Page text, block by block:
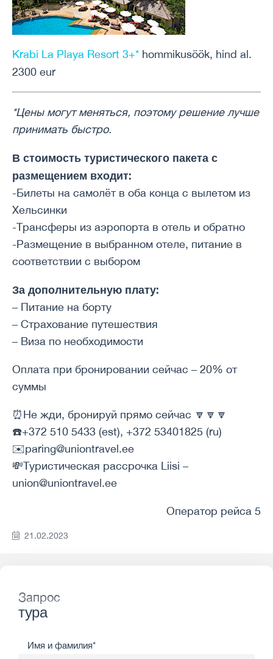
Krabi La Playa Resort 3+* hommikusöök, hind al.
2300 eur
*Цены могут меняться, поэтому решение лучше
принимать быстро.
В стоимость туристического пакета с
размещением входит:
-Билеты на самолёт в оба конца с вылетом из
Хельсинки
-Трансферы из аэропорта в отель и обратно
-Размещение в выбранном отеле, питание в
соответствии с выбором
За дополнительную плату:
– Питание на борту
– Страхование путешествия
– Виза по необходимости
Оплата при бронировании сейчас – 20% от
суммы
⏰Не жди, бронируй прямо сейчас 🔽🔽🔽
☎️+372 510 5433 (est), +372 53401825 (ru)
✉️paring@uniontravel.ee
💸Туристическая рассрочка Liisi –
union@uniontravel.ee
Оператор рейса 5
21.02.2023
Запрос
тура
Имя и фамилия*